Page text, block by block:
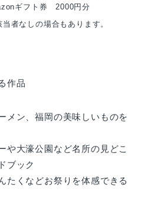
ギフト券 2000円分
者なしの場合もあります。
作品
メン、福岡の美味しいものを
や大濠公園など名所の見どこ
ブック
たくなどお祭りを体感できる